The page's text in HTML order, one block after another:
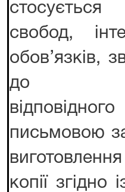
свобод,
обов’язків,
до
письмовою
копії згідно